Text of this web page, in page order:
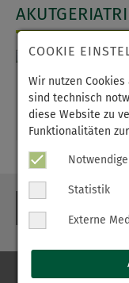
KLINIK FÜR
Haus Stollberg
COOKIE
Wir nutzen
sind technisch
diese Website zu
Funktionalitäten
Statistik
Externe